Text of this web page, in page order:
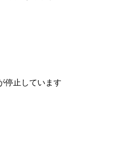
停止しています